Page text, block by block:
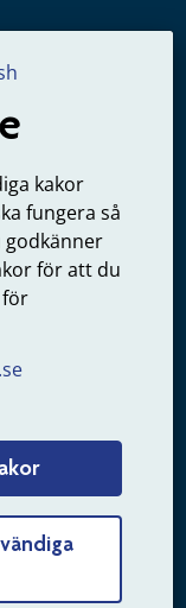
kakor
fungera så
godkänner
för att du
från statlig